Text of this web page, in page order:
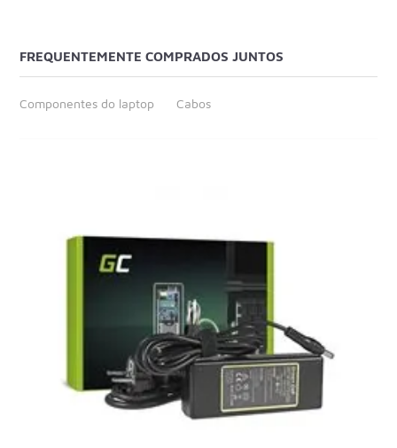
FREQUENTEMENTE COMPRADOS JUNTOS
Componentes do laptop Cabos